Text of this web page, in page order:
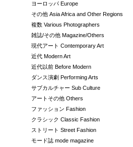
ヨーロッパ Europe
その他 Asia Africa and Other Regions
複数 Various Photographers
雑誌/その他 Magazine/Others
現代アート Contemporary Art
近代 Modern Art
近代以前 Before Modern
ダンス演劇 Performing Arts
サブカルチャー Sub Culture
アートその他 Others
ファッション Fashion
クラシック Classic Fashion
ストリート Street Fashion
モード誌 mode magazine